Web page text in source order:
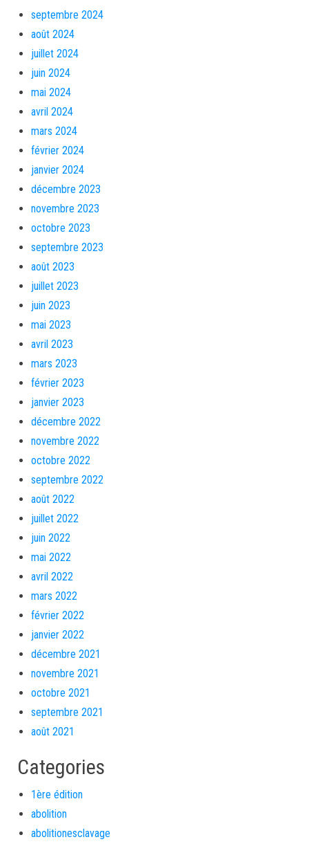
septembre 2024
août 2024
juillet 2024
juin 2024
mai 2024
avril 2024
mars 2024
février 2024
janvier 2024
décembre 2023
novembre 2023
octobre 2023
septembre 2023
août 2023
juillet 2023
juin 2023
mai 2023
avril 2023
mars 2023
février 2023
janvier 2023
décembre 2022
novembre 2022
octobre 2022
septembre 2022
août 2022
juillet 2022
juin 2022
mai 2022
avril 2022
mars 2022
février 2022
janvier 2022
décembre 2021
novembre 2021
octobre 2021
septembre 2021
août 2021
Categories
1ère édition
abolition
abolitionesclavage